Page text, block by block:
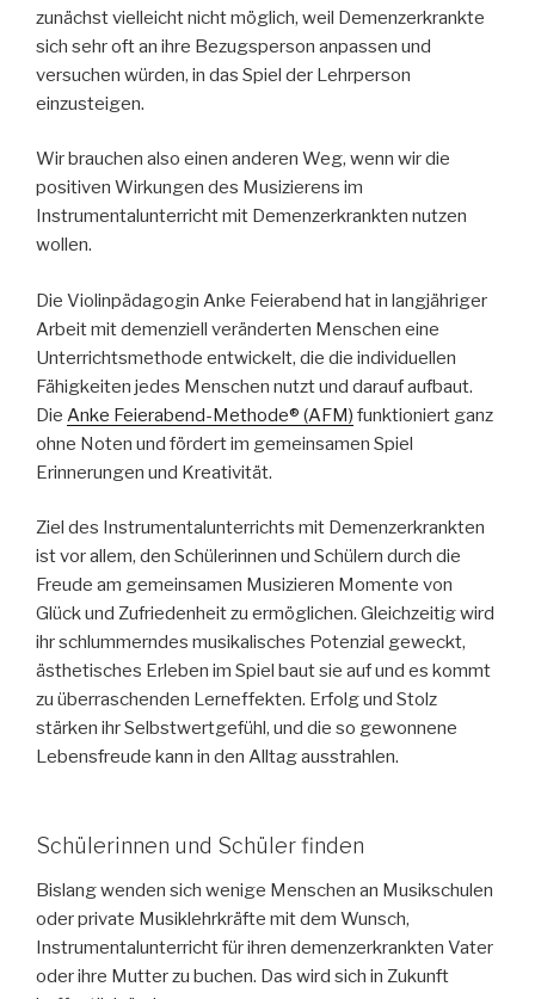
zunächst vielleicht nicht möglich, weil Demenzerkrankte
sich sehr oft an ihre Bezugsperson anpassen und
versuchen würden, in das Spiel der Lehrperson
einzusteigen.
Wir brauchen also einen anderen Weg, wenn wir die
positiven Wirkungen des Musizierens im
Instrumentalunterricht mit Demenzerkrankten nutzen
wollen.
Die Violinpädagogin Anke Feierabend hat in langjähriger
Arbeit mit demenziell veränderten Menschen eine
Unterrichtsmethode entwickelt, die die individuellen
Fähigkeiten jedes Menschen nutzt und darauf aufbaut.
Die Anke Feierabend-Methode® (AFM) funktioniert ganz
ohne Noten und fördert im gemeinsamen Spiel
Erinnerungen und Kreativität.
Ziel des Instrumentalunterrichts mit Demenzerkrankten
ist vor allem, den Schülerinnen und Schülern durch die
Freude am gemeinsamen Musizieren Momente von
Glück und Zufriedenheit zu ermöglichen. Gleichzeitig wird
ihr schlummerndes musikalisches Potenzial geweckt,
ästhetisches Erleben im Spiel baut sie auf und es kommt
zu überraschenden Lerneffekten. Erfolg und Stolz
stärken ihr Selbstwertgefühl, und die so gewonnene
Lebensfreude kann in den Alltag ausstrahlen.
Schülerinnen und Schüler finden
Bislang wenden sich wenige Menschen an Musikschulen
oder private Musiklehrkräfte mit dem Wunsch,
Instrumentalunterricht für ihren demenzerkrankten Vater
oder ihre Mutter zu buchen. Das wird sich in Zukunft